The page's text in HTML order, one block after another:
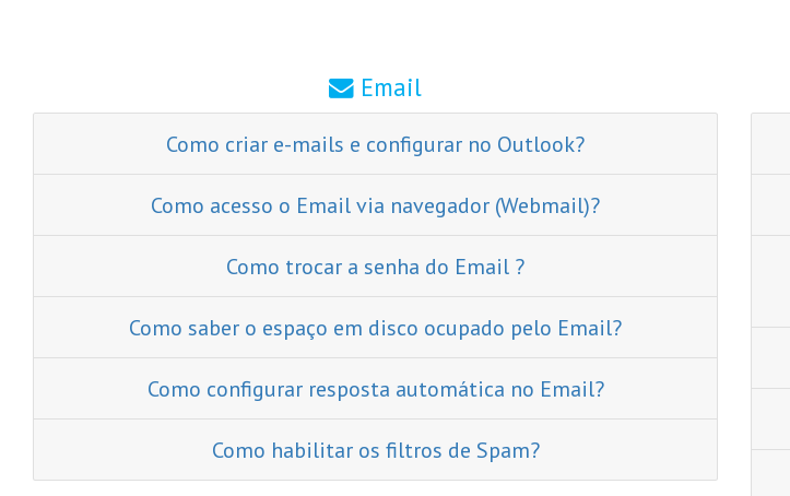
Email
Como criar e-mails e configurar no Outlook?
Como acesso o Email via navegador (Webmail)?
Como trocar a senha do Email ?
Como saber o espaço em disco ocupado pelo Email?
Como configurar resposta automática no Email?
Como habilitar os filtros de Spam?